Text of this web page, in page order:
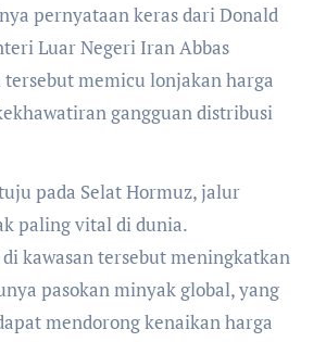
pernyataan keras dari Donald
Luar Negeri Iran Abbas
memicu lonjakan harga
gangguan distribusi
pada Selat Hormuz, jalur
paling vital di dunia.
kawasan tersebut meningkatkan
pasokan minyak global, yang
mendorong kenaikan harga